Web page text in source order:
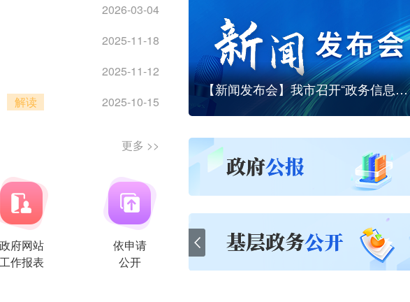
小积分撬动大治理 新风尚浸润千万家 2026-
以信赋能政务服务 共建诚信乌达——乌达区政数局扎实开展信用宣传活动 2026-
走流程察实情 优服务惠民生 ——乌达区政务服务中心开展“我陪群众走流程”活动 2026-
乌达区农普办开展第四次全国农业普查线下宣传活动 2026-
2026-03-04
2025-11-18
2025-11-12
解读 2025-10-15
文件 2026-05-20
2026-04-16
2026-03-23
更多 >>
政府网站
工作报表
依申请
公开
【新闻发布会】我市召开“政务信息化共性能力首批清单”新闻发布会